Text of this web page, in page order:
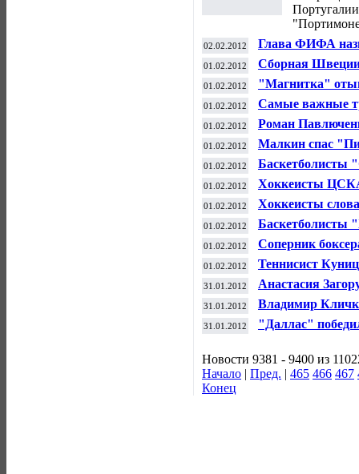
02.02.2012
Глава ФИФА
беспорядки на
01.02.2012
Сборная
хоккею с мячом
01.02.2012
"Магнитка"
матче КХЛ
01.02.2012
Самые важные
клубах
01.02.2012 Роман
01.02.2012
Малкин спас
сирены
01.02.2012
Баскетболисты
Топ-16 Кубка
01.02.2012
Хоккеисты
дерби в КХЛ
01.02.2012
Хоккеисты
выездном
01.02.2012
Баскетболисты
Кубка Европы
01.02.2012
Соперник
бою с Лебедевым
01.02.2012
Теннисист
Монпелье
31.01.2012
Анастасия
по биатлону в
31.01.2012
Владимир
года
31.01.2012
"Даллас"
Новости 9381 - 9400 из
Начало | Пред. | 465 466 467
Конец